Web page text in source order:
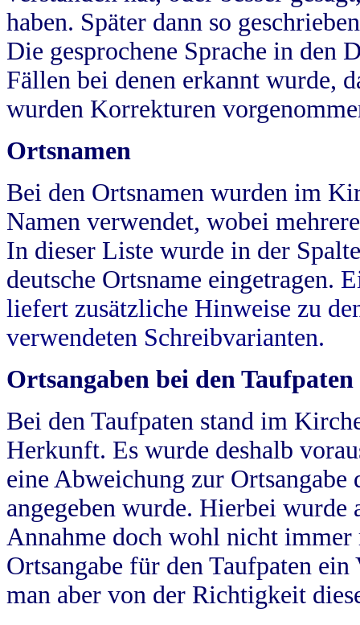
haben. Später dann so
Die gesprochene Sprache in
Fällen bei denen erkannt wurde,
wurden Korrekturen
Ortsnamen
Bei den Ortsnamen wurden im
Namen verwendet, wobei
In dieser Liste wurde in der
deutsche Ortsname eingetragen.
liefert zusätzliche Hinweise zu
verwendeten Schreibvarianten.
Ortsangaben bei den Taufpaten
Bei den Taufpaten stand im
Herkunft. Es wurde deshalb
eine Abweichung zur
angegeben wurde. Hierbei wurde
Annahme doch wohl nicht
Ortsangabe für den Taufpaten
man aber von der Richtigkeit